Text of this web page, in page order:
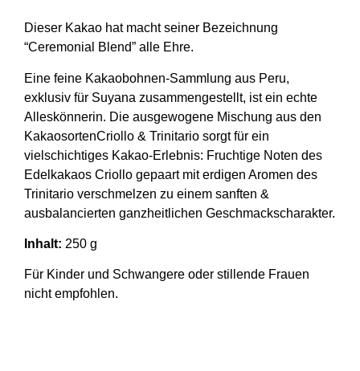
Dieser Kakao hat macht seiner Bezeichnung
“Ceremonial Blend” alle Ehre.
Eine feine Kakaobohnen-Sammlung aus Peru,
exklusiv für Suyana zusammengestellt, ist ein echte
Alleskönnerin. Die ausgewogene Mischung aus den
KakaosortenCriollo & Trinitario sorgt für ein
vielschichtiges Kakao-Erlebnis: Fruchtige Noten des
Edelkakaos Criollo gepaart mit erdigen Aromen des
Trinitario verschmelzen zu einem sanften &
ausbalancierten ganzheitlichen Geschmackscharakter.
Inhalt: 250 g
Für Kinder und Schwangere oder stillende Frauen
nicht empfohlen.